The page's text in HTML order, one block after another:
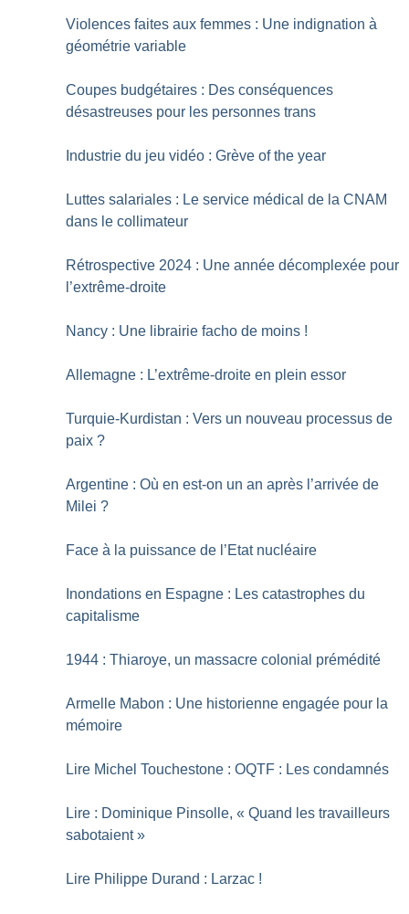
Violences faites aux femmes : Une indignation à
géométrie variable
Coupes budgétaires : Des conséquences
désastreuses pour les personnes trans
Industrie du jeu vidéo : Grève of the year
Luttes salariales : Le service médical de la CNAM
dans le collimateur
Rétrospective 2024 : Une année décomplexée pour
l’extrême-droite
Nancy : Une librairie facho de moins !
Allemagne : L’extrême-droite en plein essor
Turquie-Kurdistan : Vers un nouveau processus de
paix ?
Argentine : Où en est-on un an après l’arrivée de
Milei ?
Face à la puissance de l’Etat nucléaire
Inondations en Espagne : Les catastrophes du
capitalisme
1944 : Thiaroye, un massacre colonial prémédité
Armelle Mabon : Une historienne engagée pour la
mémoire
Lire Michel Touchestone : OQTF : Les condamnés
Lire : Dominique Pinsolle, « Quand les travailleurs
sabotaient »
Lire Philippe Durand : Larzac !